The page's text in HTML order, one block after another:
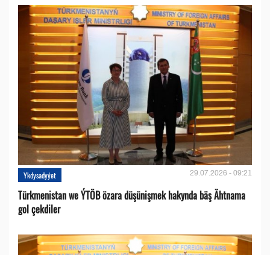
Ykdysadyýet 29.07.2026 - 09:21
Türkmenistan we ÝTÖB özara düşünişmek hakynda bäş Ähtnama
gol çekdiler